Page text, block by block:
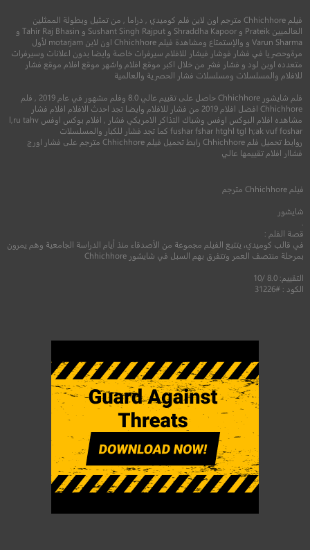
6.1
2017
6.8
فيلم Chhichhore مترجم اون لاين فلم كوميدي , دراما , من تمثيل وبطولة الممثلين
العالميين Prateik و Shraddha Kapoor و Sushant Singh Rajput و Tahir Raj Bhasin و
Varun Sharma و والإستمتاع ومشاهدة فيلم Chhichhore اون لاين motarjam لأول
مرةوحصريا في فشار فوشار فيشار للافلام سيرفرات خاصة وايضا بدون اعلانات وسيرفرات
متعدده اوبن لود و فشار فشر من خلال اكبر موقع افلام واشهر موقع افلام موقع فشار
للافلام والمسلسلات ومسلسلات فشار الحصرية والعالمية
فلم شايشور Chhichhore حاصل على تقييم عالي 8.0 وفلم مشهور في عام 2019 , فلم
Chhichhore افضل افلام 2019 من فشار للافلام وايضا تجد احدث الافلام افلام فشار
مشاهده افلام البوكس اوفس وشباك التذاكر الامريكي فشار , افلام بوكس اوفس l,ru tahv
fushar fshar htghl tgl h;ak vuf foshar كما تجد فشار للكبار والمسلسلات
روابط تحميل فلم Chhichhore رابط تحميل فيلم Chhichhore مترجم على فشار اورج
فشاار افلام تقييمها عالي
فيلم Chhichhoreمترجم
شايشور
قصة الفلم :
في قالب كوميدي، يتتبع الفيلم مجموعة من اﻷصدقاء منذ أيام الدراسة الجامعية وهم يمرون
بمرحلة منتصف العمر وتتفرق بهم السبل في شايشور Chhichhore
التقييم: 8.0 /10
الكود : #31226